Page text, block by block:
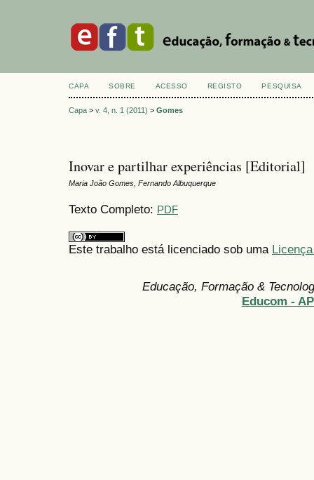
CAPA SOBRE ACESSO REGISTO PESQUISA
Capa > v. 4, n. 1 (2011) > Gomes
Inovar e partilhar experiências [Editorial]
Maria João Gomes, Fernando Albuquerque
Texto Completo: PDF
Este trabalho está licenciado sob uma
Educação, Formação &
Educom -